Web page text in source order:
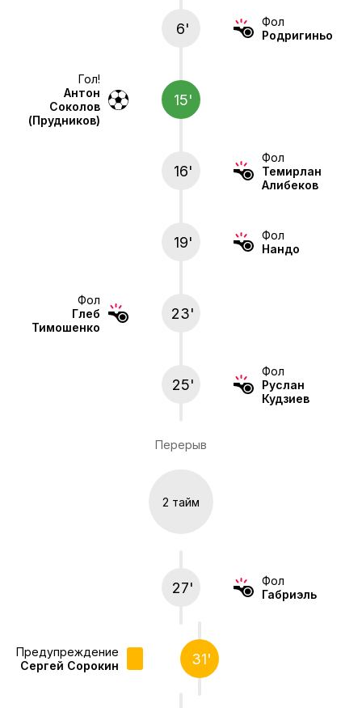
6'
Фол
Родригиньо
Гол!
Антон
Соколов
(Прудников)
15'
16'
Фол
Темирлан
Алибеков
19'
Фол
Нандо
Фол
Глеб
Тимошенко
23'
25'
Фол
Руслан
Кудзиев
Перерыв
2 тайм
27'
Фол
Габриэль
Предупреждение
Сергей Сорокин
31'